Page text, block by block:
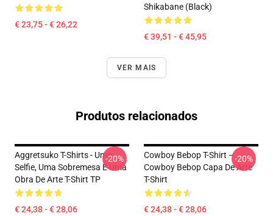
€ 23,75 - € 26,22
Shikabane (Black)
€ 39,51 - € 45,95
VER MAIS
Produtos relacionados
Aggretsuko T-Shirts - Uma
Selfie, Uma Sobremesa E Uma
Obra De Arte T-Shirt TP
€ 24,38 - € 28,06
-20%
Cowboy Bebop T-Shirt –
Cowboy Bebop Capa De Arte
T-Shirt
€ 24,38 - € 28,06
-20%